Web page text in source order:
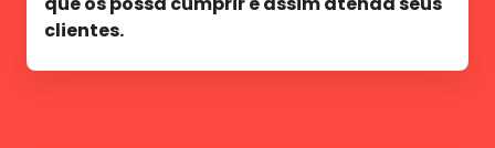
clientes.